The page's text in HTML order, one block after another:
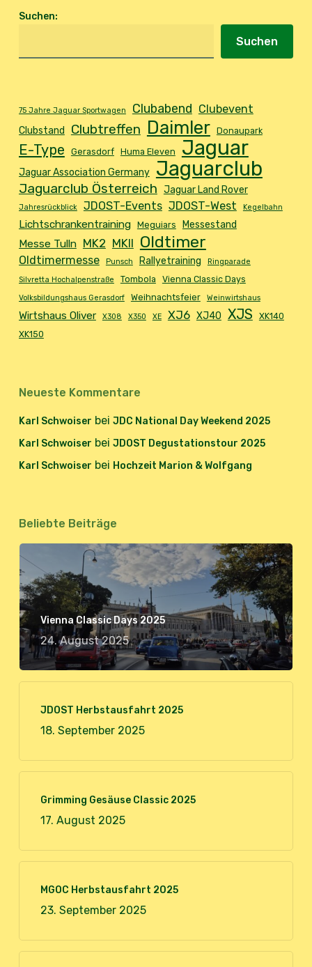
Suchen:
Suchen
75 Jahre Jaguar Sportwagen Clubabend Clubevent
Clubstand Clubtreffen Daimler Donaupark
E-Type Gerasdorf Huma Eleven Jaguar
Jaguar Association Germany Jaguarclub
Jaguarclub Österreich Jaguar Land Rover
Jahresrückblick JDOST-Events JDOST-West Kegelbahn
Lichtschrankentraining Meguiars Messestand
Messe Tulln MK2 MKII Oldtimer
Oldtimermesse Punsch Rallyetraining
Ringparade
Silvretta Hochalpenstraße
Tombola Vienna Classic Days
Volksbildungshaus Gerasdorf Weihnachtsfeier Weinwirtshaus
Wirtshaus Oliver X308 X350 XE XJ6 XJ40 XJS
XK140
XK150
Neueste Kommentare
Karl Schwoiser bei JDC National Day Weekend 2025
Karl Schwoiser bei JDOST Degustationstour 2025
Karl Schwoiser bei Hochzeit Marion & Wolfgang
Beliebte Beiträge
Vienna Classic Days 2025
24. August 2025
JDOST Herbstausfahrt 2025
18. September 2025
Grimming Gesäuse Classic 2025
17. August 2025
MGOC Herbstausfahrt 2025
23. September 2025